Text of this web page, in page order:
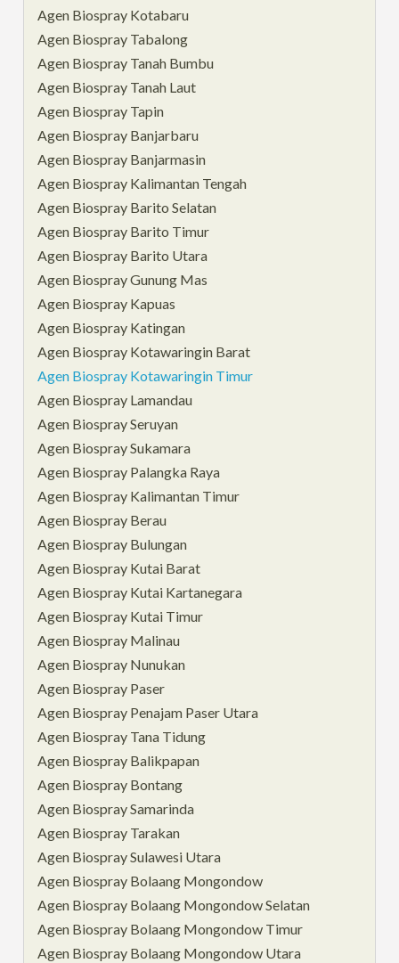
Agen Biospray Kotabaru
Agen Biospray Tabalong
Agen Biospray Tanah Bumbu
Agen Biospray Tanah Laut
Agen Biospray Tapin
Agen Biospray Banjarbaru
Agen Biospray Banjarmasin
Agen Biospray Kalimantan Tengah
Agen Biospray Barito Selatan
Agen Biospray Barito Timur
Agen Biospray Barito Utara
Agen Biospray Gunung Mas
Agen Biospray Kapuas
Agen Biospray Katingan
Agen Biospray Kotawaringin Barat
Agen Biospray Kotawaringin Timur
Agen Biospray Lamandau
Agen Biospray Seruyan
Agen Biospray Sukamara
Agen Biospray Palangka Raya
Agen Biospray Kalimantan Timur
Agen Biospray Berau
Agen Biospray Bulungan
Agen Biospray Kutai Barat
Agen Biospray Kutai Kartanegara
Agen Biospray Kutai Timur
Agen Biospray Malinau
Agen Biospray Nunukan
Agen Biospray Paser
Agen Biospray Penajam Paser Utara
Agen Biospray Tana Tidung
Agen Biospray Balikpapan
Agen Biospray Bontang
Agen Biospray Samarinda
Agen Biospray Tarakan
Agen Biospray Sulawesi Utara
Agen Biospray Bolaang Mongondow
Agen Biospray Bolaang Mongondow Selatan
Agen Biospray Bolaang Mongondow Timur
Agen Biospray Bolaang Mongondow Utara